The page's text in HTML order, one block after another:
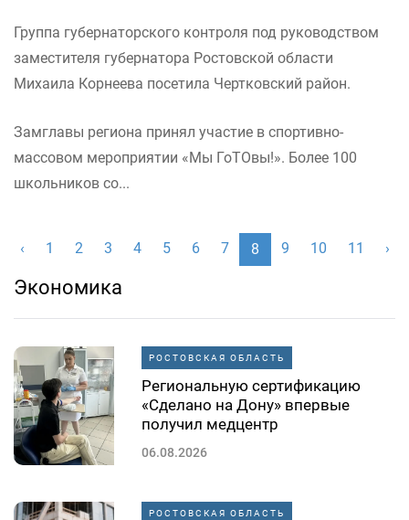
Группа губернаторского контроля под руководством
заместителя губернатора Ростовской области
Михаила Корнеева посетила Чертковский район.
Замглавы региона принял участие в спортивно-
массовом мероприятии «Мы ГоТОвы!». Более 100
школьников со...
‹ 1 2 3 4 5 6 7 8 9 10 11 ›
Экономика
РОСТОВСКАЯ ОБЛАСТЬ
Региональную сертификацию
«Сделано на Дону» впервые
получил медцентр
06.08.2026
РОСТОВСКАЯ ОБЛАСТЬ